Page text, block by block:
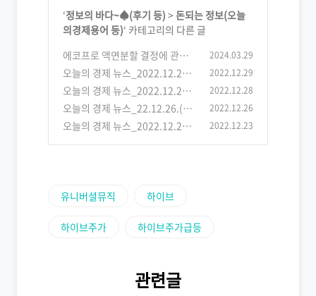
‘정보의 바다~♠(후기 등) >돈되는 정보(오늘
의경제용어 등)‘ 카테고리의 다른 글
에코프로 액면분할 결정에 관한
공시내용 (0)
2024.03.29
오늘의 경제 뉴스_2022.12.29.
(목) (1)
2022.12.29
오늘의 경제 뉴스_2022.12.28.
(수) (1)
2022.12.28
오늘의 경제 뉴스_22.12.26.(월)
(0)
2022.12.26
오늘의 경제 뉴스_2022.12.23.
2022.12.23
유니버셜뮤직 하이브
하이브주가 하이브주가급등
관련글